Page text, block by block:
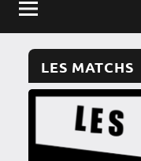
LES MATCHS